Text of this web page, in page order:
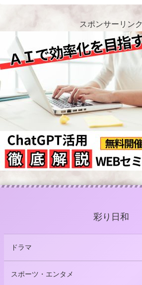
スポンサーリンク
彩り日和
ドラマ
スポーツ・エンタメ